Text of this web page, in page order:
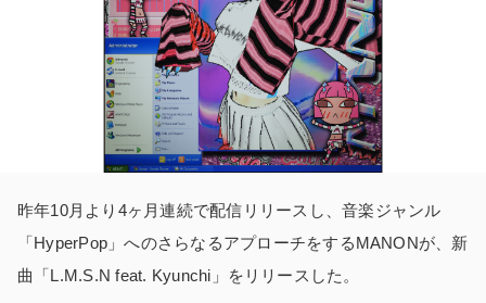
昨年10月より4ヶ月連続で配信リリースし、音楽ジャンル
「HyperPop」へのさらなるアプローチをするMANONが、新
曲「L.M.S.N feat. Kyunchi」をリリースした。